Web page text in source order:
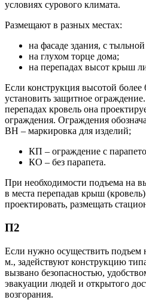
условиях сурового климата.
Размещают в разных местах:
на фасаде здания, с
на глухом торце дома;
на перепадах высот крыш
Если конструкция высотой
установить защитное
перепадах кровель она
ограждения. Ограждения
BH – маркировка для изделий;
КП – ограждение с
КО – без парапета.
При необходимости подъема на
в места перепадав крыш
проектировать, размещать
П2
Если нужно осуществить подъем
м., задействуют конструкцию
вызвано безопасностью,
эвакуации людей и открытого
возгорания.